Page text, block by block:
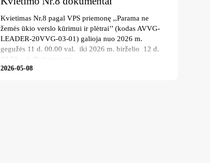
Kvietimas Nr.8 pagal VPS priemonę ,,Parama ne
žemės ūkio verslo kūrimui ir plėtrai’’ (kodas AVVG-
LEADER-20VVG-03-01) galioja nuo 2026 m.
gegužės 11 d. 00.00 val. iki 2026 m. birželio 12 d.
23.59 val. Dokumentai:
2026-05-08